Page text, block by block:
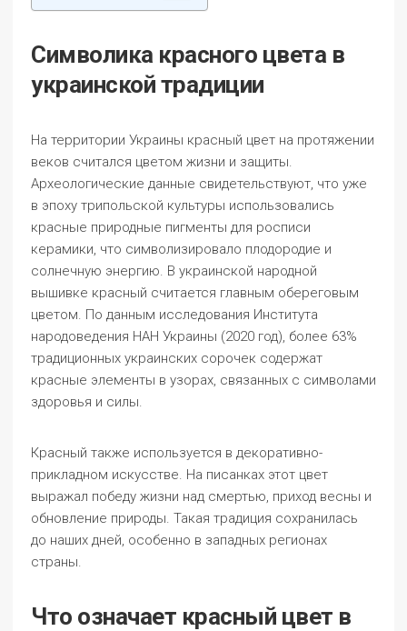
Символика красного цвета в
украинской традиции
На территории Украины красный цвет на протяжении
веков считался цветом жизни и защиты.
Археологические данные свидетельствуют, что уже
в эпоху трипольской культуры использовались
красные природные пигменты для росписи
керамики, что символизировало плодородие и
солнечную энергию. В украинской народной
вышивке красный считается главным обереговым
цветом. По данным исследования Института
народоведения НАН Украины (2020 год), более 63%
традиционных украинских сорочек содержат
красные элементы в узорах, связанных с символами
здоровья и силы.
Красный также используется в декоративно-
прикладном искусстве. На писанках этот цвет
выражал победу жизни над смертью, приход весны и
обновление природы. Такая традиция сохранилась
до наших дней, особенно в западных регионах
страны.
Что означает красный цвет в